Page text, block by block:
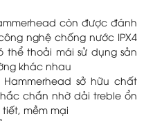
còn được đánh
nghệ chống nước IPX4
thể thoải mái sử dụng sản
khác nhau
sở hữu chất
chắn nhờ dải treble ổn
mềm mại